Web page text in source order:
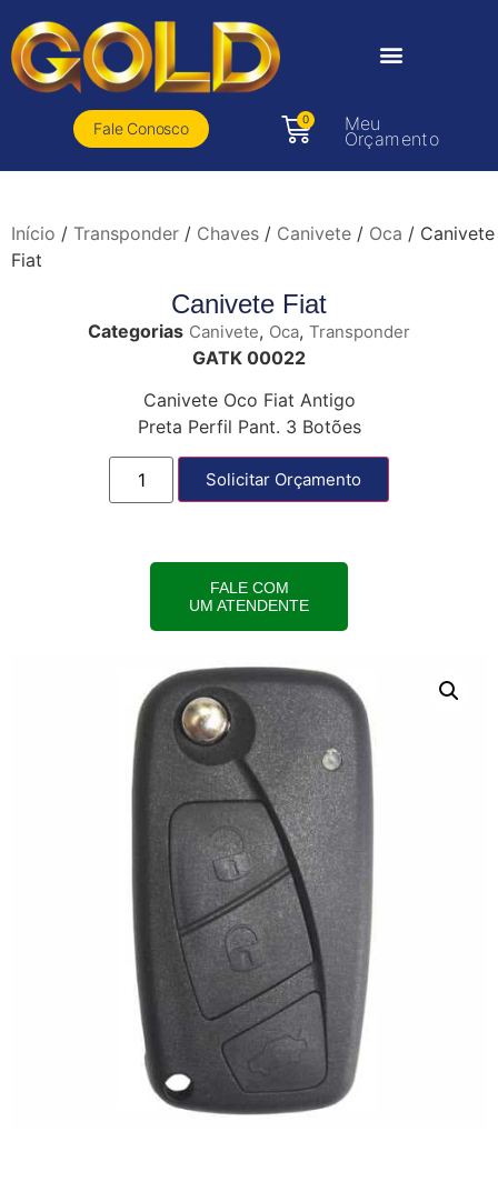
Fale Conosco
0 Meu
Orçamento
Início / Transponder / Chaves / Canivete / Oca / Canivete
Fiat
Canivete Fiat
Categorias Canivete, Oca, Transponder
GATK 00022
Canivete Oco Fiat Antigo
Preta Perfil Pant. 3 Botões
Solicitar Orçamento
FALE COM
UM ATENDENTE